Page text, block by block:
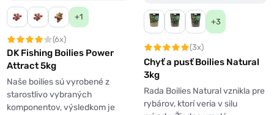
+1
(6x)
DK Fishing Boilies Power
Attract 5kg
Naše boilies sú vyrobené z
starostlivo vybraných
komponentov, výsledkom je
+3
(3x)
Chyť a pusť Boilies Natural
3kg
Rada Boilies Natural vznikla pre
rybárov, ktorí veria v silu